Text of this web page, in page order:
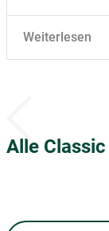
Weiterlesen
Alle